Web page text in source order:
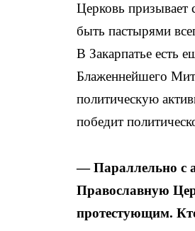
Церковь призывает
быть пастырями
В Закарпатье есть
Блаженнейшего
политическую
победит
— Параллельно с
Православную
протестующим.